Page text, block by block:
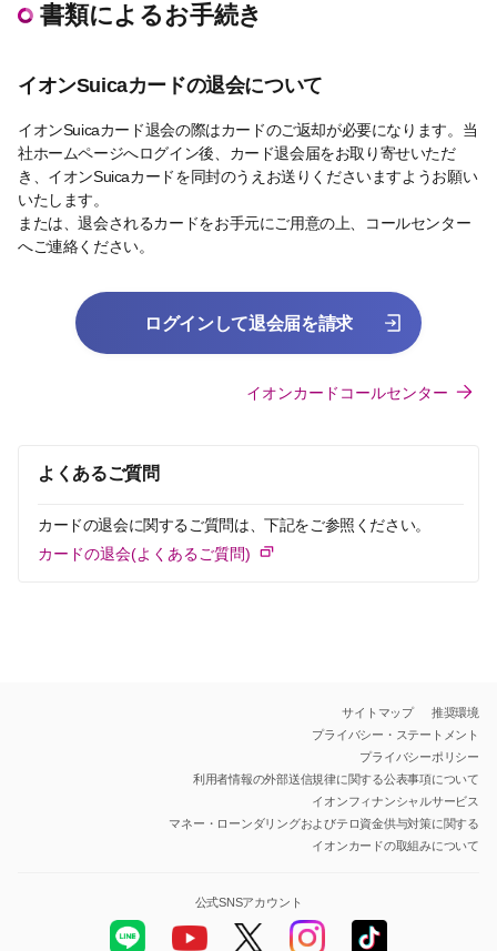
書類によるお手続き
イオンSuicaカードの退会について
イオンSuicaカード退会の際はカードのご返却が必要になります。当
社ホームページへログイン後、カード退会届をお取り寄せいただ
き、イオンSuicaカードを同封のうえお送りくださいますようお願い
いたします。
または、退会されるカードをお手元にご用意の上、コールセンター
へご連絡ください。
ログインして退会届を請求
イオンカードコールセンター
よくあるご質問
カードの退会に関するご質問は、下記をご参照ください。
カードの退会(よくあるご質問)
サイトマップ
推奨環境
プライバシー・ステートメント
プライバシーポリシー
利用者情報の外部送信規律に関する公表事項について
イオンフィナンシャルサービス
マネー・ローンダリングおよびテロ資金供与対策に関する
イオンカードの取組みについて
公式SNSアカウント